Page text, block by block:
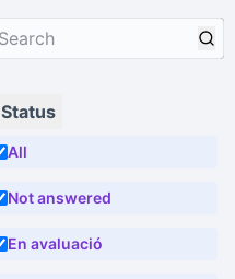
Status
All
Not answered
En avaluació